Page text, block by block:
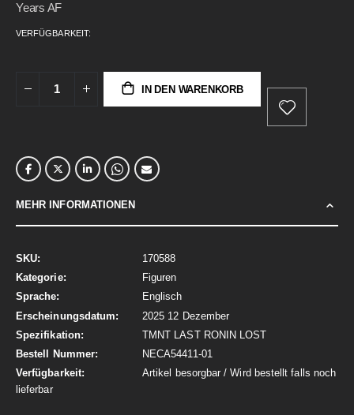
Years AF
VERFÜGBARKEIT:
IN DEN WARENKORB
MEHR INFORMATIONEN
Mehr
Informationen
170588
Figuren
Englisch
2025 12 Dezember
TMNT LAST RONIN LOST
NECA54411-01
Artikel besorgbar / Wird bestellt falls noch
lieferbar